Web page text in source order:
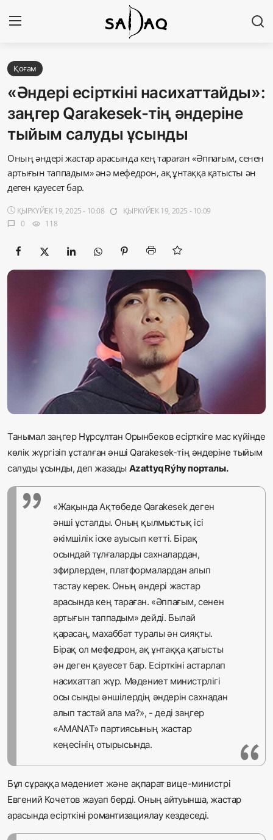
Басты бет
Редакциялық байланыстар
Материалдарды қолдану тәртібі
Саясат
Sadaq TV
Экономика
Жаңалықтар
Журналистік зерттеу
Қазақ тілі
Қоғам
«Әндері есірткіні насихаттайды»:
заңгер Qаrakesek-тің әндеріне
тыйым салуды ұсынды
Оның әндері жастар арасында кең тараған «Әппағым, сенен
артығын таппадым» әнә мефедрон, ақ ұнтаққа қатысты ән
деген қауесет бар.
ҚЫРКҮЙЕК 19, 2025 - 10:08 app_badging ҚЫРКҮЙЕК 19, 2025 - 10:09
chat_bubble 0 visibility 118
Танымал заңгер Нұрсұлтан Орынбеков есірткіге мас күйінде
көлік жүргізіп ұсталған әнші Qаrakesek-тің әндеріне тыйым
салуды ұсынды, деп жазады Azattyq Rýhy порталы.
«Жақында Ақтөбеде Qаrakesek деген
әнші ұсталды. Оның қылмыстық ісі
әкімшілік іске ауысып кетті. Бірақ
осындай тұлғаларды сахналардан,
эфирлерден, платформалардан алып
тастау керек. Оның әндері жастар
арасында кең тараған. «Әппағым, сенен
артығын таппадым» дейді. Былай
қарасаң, махаббат туралы ән сияқты.
Бірақ ол мефедрон, ақ ұнтаққа қатысты
ән деген қауесет бар. Есірткіні астарлап
насихаттап жүр. Мәдениет министрлігі
осы сынды әншілердің әндерін сахнадан
алып тастай ала ма?», - деді заңгер
«AMANAT» партиясының жастар
кеңесінің отырысында.
Бұл сұраққа мәдениет және ақпарат вице-министрі
Евгений Кочетов жауап берді. Оның айтуынша, жастар
арасында есірткіні романтизациялау кездеседі.